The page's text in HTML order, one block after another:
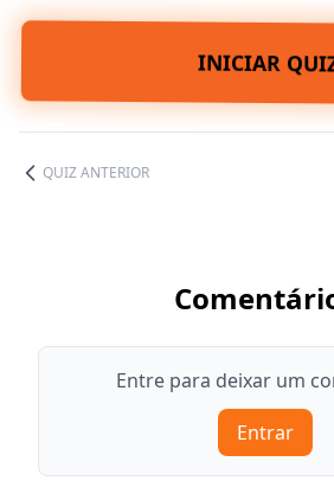
INICIAR
QUIZ ANTERIOR
Entre para deixar um
Entrar